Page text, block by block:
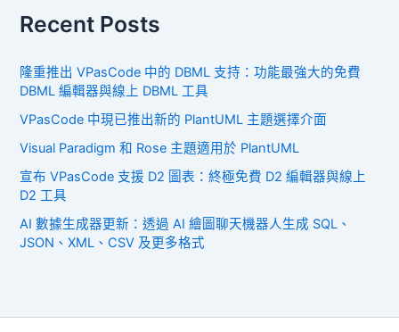
Recent Posts
隆重推出 VPasCode 中的 DBML 支持：功能最強大的免費
DBML 編輯器與線上 DBML 工具
VPasCode 中現已推出新的 PlantUML 主題選擇介面
Visual Paradigm 和 Rose 主題適用於 PlantUML
宣布 VPasCode 支援 D2 圖表：終極免費 D2 編輯器與線上
D2 工具
AI 數據生成器更新：透過 AI 繪圖聊天機器人生成 SQL、
JSON、XML、CSV 及更多格式